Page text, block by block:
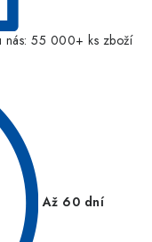
nás: 55 000+ ks zboží
Až 60 dní